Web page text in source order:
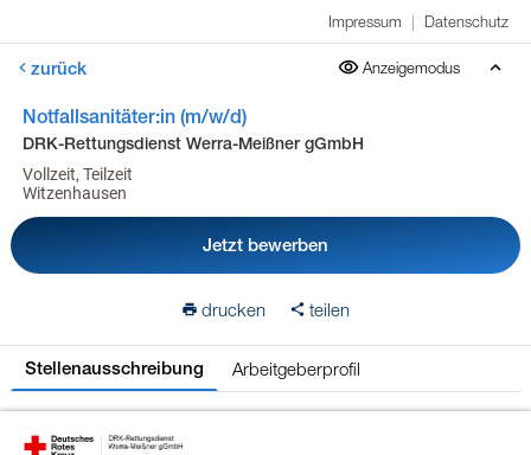
Impressum | Datenschutz
zurück Anzeigemodus
Notfallsanitäter:in (m/w/d)
DRK-Rettungsdienst Werra-Meißner gGmbH
Vollzeit, Teilzeit
Witzenhausen
Jetzt bewerben
drucken teilen
Stellenausschreibung Arbeitgeberprofil